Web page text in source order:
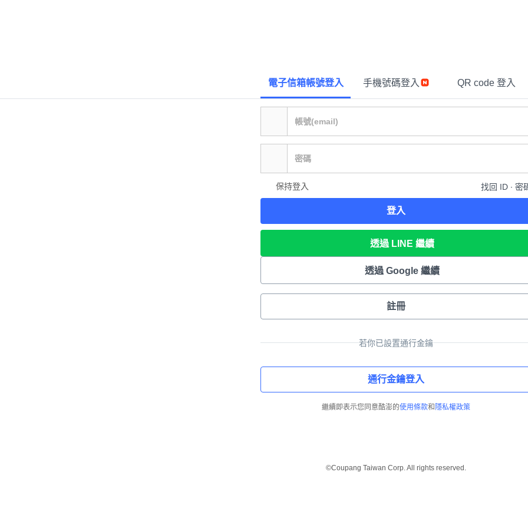
電子信箱帳號登入 手機號碼登入 QR code 登入
保持登入 找回 ID ∙ 密
登入
透過 LINE 繼續
透過 Google 繼續
註冊
若你已設置通行金鑰
通行金鑰登入
繼續即表示您同意酷澎的使用條款和 隱私權政策
©Coupang Taiwan Corp. All rights reserved.